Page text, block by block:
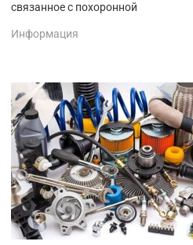
связанное с похоронной
Информация